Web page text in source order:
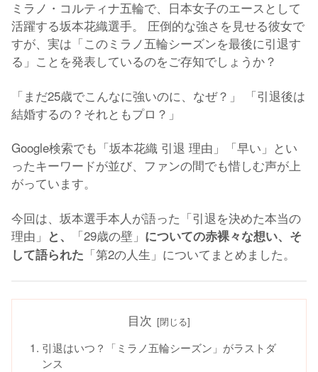
ミラノ・コルティナ五輪で、日本女子のエースとして
活躍する坂本花織選手。 圧倒的な強さを見せる彼女で
すが、実は「このミラノ五輪シーズンを最後に引退す
る」ことを発表しているのをご存知でしょうか？
「まだ25歳でこんなに強いのに、なぜ？」 「引退後は
結婚するの？それともプロ？」
Google検索でも「坂本花織 引退 理由」「早い」とい
ったキーワードが並び、ファンの間でも惜しむ声が上
がっています。
今回は、坂本選手本人が語った「引退を決めた本当の
理由」 と、 「29歳の壁」 についての赤裸々な想い、そ
して語られた 「第2の人生」についてまとめました。
目次
引退はいつ？「ミラノ五輪シーズン」がラストダ
ンス